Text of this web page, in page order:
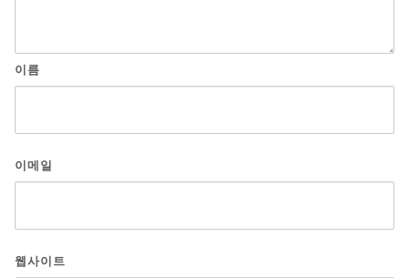
이름
이메일
웹사이트